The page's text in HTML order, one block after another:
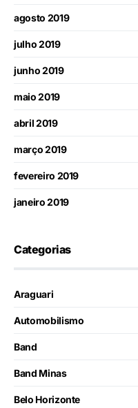
agosto 2019
julho 2019
junho 2019
maio 2019
abril 2019
março 2019
fevereiro 2019
janeiro 2019
Categorias
Araguari
Automobilismo
Band
Band Minas
Belo Horizonte